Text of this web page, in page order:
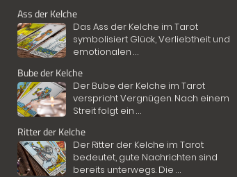
Ass der Kelche
Das Ass der Kelche im Tarot
symbolisiert Glück, Verliebtheit und
emotionalen ...
Bube der Kelche
Der Bube der Kelche im Tarot
verspricht Vergnügen. Nach einem
Streit folgt ein ...
Ritter der Kelche
Der Ritter der Kelche im Tarot
bedeutet, gute Nachrichten sind
bereits unterwegs. Die ...